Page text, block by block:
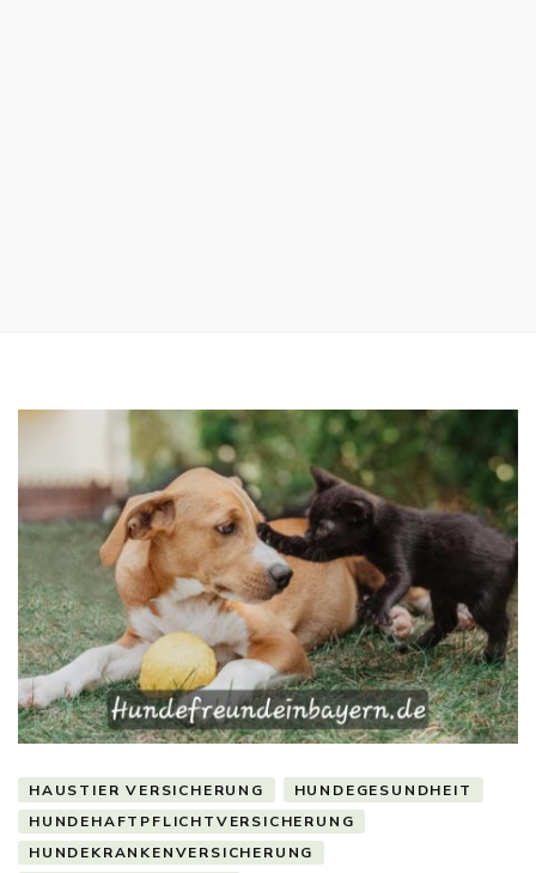
HAUSTIER VERSICHERUNG
HUNDEGESUNDHEIT
HUNDEHAFTPFLICHTVERSICHERUNG
HUNDEKRANKENVERSICHERUNG